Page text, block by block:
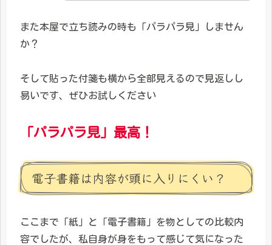
また本屋で立ち読みの時も「パラパラ見」しません
か？
そして貼った付箋も横から全部見えるので見返しし
易いです、ぜひお試しください
「パラパラ見」最高！
電子書籍は内容が頭に入りにくい？
ここまで「紙」と「電子書籍」を物としての比較内
容でしたが、私自身が身をもって感じて気になった